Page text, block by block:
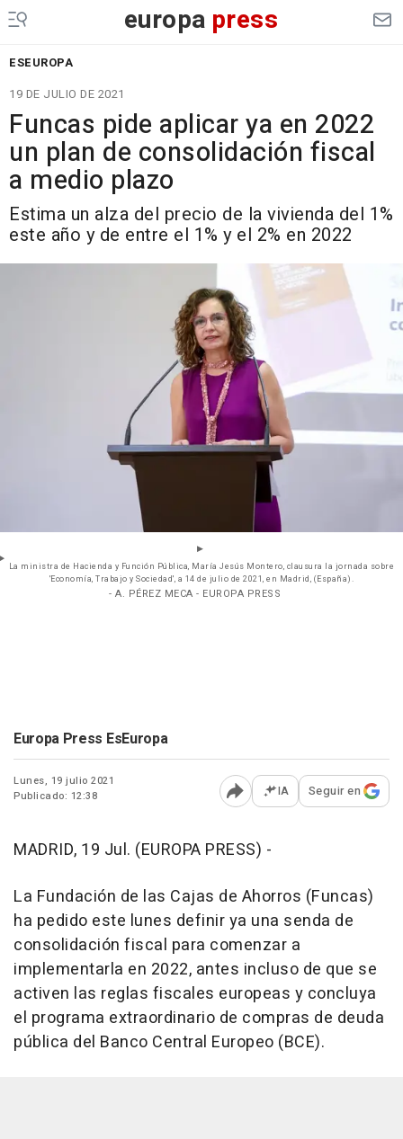
europa press
ESEUROPA
19 DE JULIO DE 2021
Funcas pide aplicar ya en 2022
un plan de consolidación fiscal
a medio plazo
Estima un alza del precio de la vivienda del 1%
este año y de entre el 1% y el 2% en 2022
La ministra de Hacienda y Función Pública, María Jesús Montero, clausura la jornada sobre
'Economía, Trabajo y Sociedad', a 14 de julio de 2021, en Madrid, (España).
- A. PÉREZ MECA - EUROPA PRESS
Europa Press EsEuropa
Lunes, 19 julio 2021
Publicado: 12:38
Abrir opciones para
IA Seguir en
MADRID, 19 Jul. (EUROPA PRESS) -
La Fundación de las Cajas de Ahorros (Funcas)
ha pedido este lunes definir ya una senda de
consolidación fiscal para comenzar a
implementarla en 2022, antes incluso de que se
activen las reglas fiscales europeas y concluya
el programa extraordinario de compras de deuda
pública del Banco Central Europeo (BCE).